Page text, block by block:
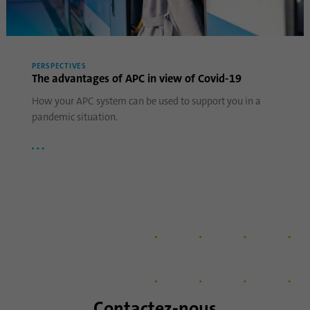
PERSPECTIVES
The advantages of APC in view of Covid-19
How your APC system can be used to support you in a
pandemic situation.